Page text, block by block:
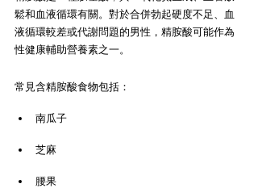
鬆和血液循環有關。對於合併勃起硬度不足、血
液循環較差或代謝問題的男性，精胺酸可能作為
性健康輔助營養素之一。
常見含精胺酸食物包括：
南瓜子
芝麻
腰果